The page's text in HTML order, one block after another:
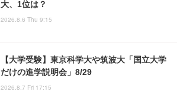
大、1位は？
2026.8.6 Thu 9:15
【大学受験】東京科学大や筑波大「国立大学
だけの進学説明会」8/29
2026.8.7 Fri 17:15